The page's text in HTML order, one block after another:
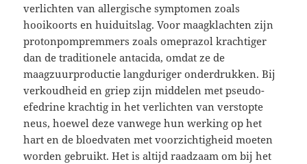
verlichten van allergische symptomen zoals
hooikoorts en huiduitslag. Voor maagklachten zijn
protonpompremmers zoals omeprazol krachtiger
dan de traditionele antacida, omdat ze de
maagzuurproductie langduriger onderdrukken. Bij
verkoudheid en griep zijn middelen met pseudo-
efedrine krachtig in het verlichten van verstopte
neus, hoewel deze vanwege hun werking op het
hart en de bloedvaten met voorzichtigheid moeten
worden gebruikt. Het is altijd raadzaam om bij het